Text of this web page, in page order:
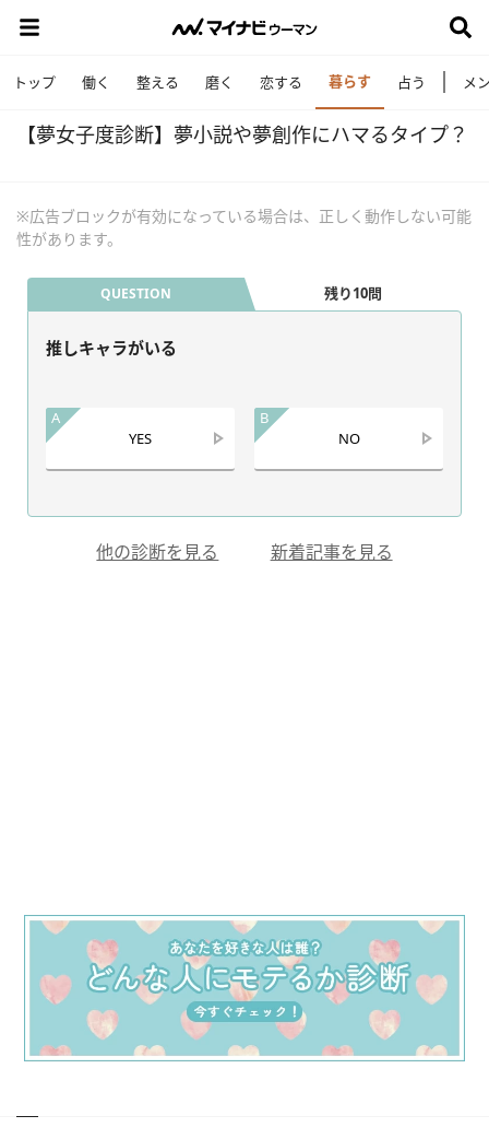
トップ 働く 整える 磨く 恋する 暮らす 占う メ
【夢女子度診断】夢小説や夢創作にハマるタイプ？
※広告ブロックが有効になっている場合は、正しく動作しない可能
性があります。
QUESTION 残り10問
推しキャラがいる
A
YES
B
NO
他の診断を見る 新着記事を見る